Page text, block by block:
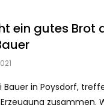
ein gutes Brot
Bauer in Poysdorf,
zusammen.